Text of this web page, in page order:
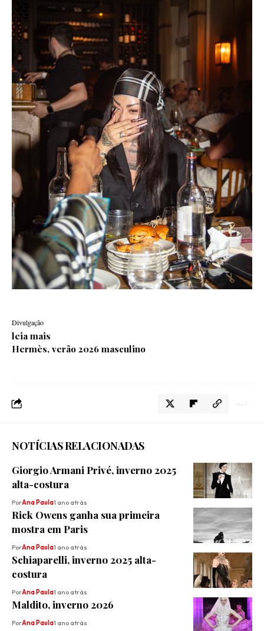
Divulgação
leia mais
Hermès, verão 2026 masculino
NOTÍCIAS RELACIONADAS
Giorgio Armani Privé, inverno 2025
alta-costura
PorAna Paula1 ano atrás
Rick Owens ganha sua primeira
mostra em Paris
PorAna Paula1 ano atrás
Schiaparelli, inverno 2025 alta-
costura
PorAna Paula1 ano atrás
Maldito, inverno 2026
PorAna Paula1 ano atrás